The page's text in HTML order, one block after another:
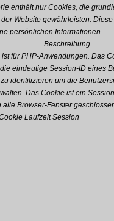
enthält nur Cookies, die
Website gewährleisten.
persönlichen Informationen.
Beschreibung
für PHP-Anwendungen. Das
eindeutige Session-ID eines
identifizieren um die
Das Cookie ist ein
alle Browser-Fenster
Laufzeit Session